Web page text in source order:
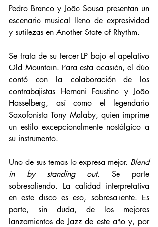
Pedro Branco y João Sousa presentan un
escenario musical lleno de expresividad
y sutilezas en Another State of Rhythm.
Se trata de su tercer LP bajo el apelativo
Old Mountain. Para esta ocasión, el dúo
contó con la colaboración de los
contrabajistas Hernani Faustino y João
Hasselberg, así como el legendario
Saxofonista Tony Malaby, quien imprime
un estilo excepcionalmente nostálgico a
su instrumento.
Uno de sus temas lo expresa mejor. Blend
in by standing out. Se parte
sobresaliendo. La calidad interpretativa
en este disco es eso, sobresaliente. Es
parte, sin duda, de los mejores
lanzamientos de Jazz de este año y, por